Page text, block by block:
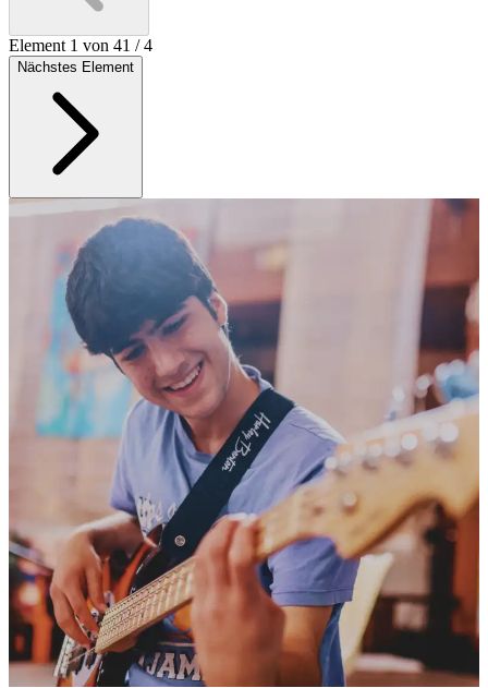
Element 1 von 41 /4
Nächstes Element